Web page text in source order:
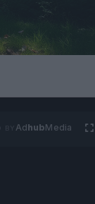
AdhubMedia